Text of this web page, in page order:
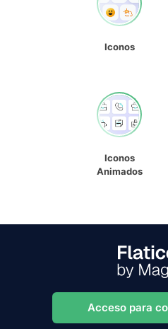
Iconos
Iconos
Animados
Acceso para